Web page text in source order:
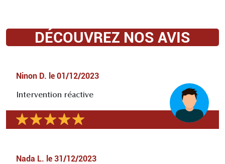
DÉCOUVREZ NOS AVIS
Ninon D. le 01/12/2023
Intervention réactive
Nada L. le 31/12/2023